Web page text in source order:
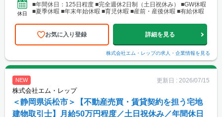
休日
■年間休日：125日程度 ■完全週休2日制（土日祝休み） ■GW休暇
■夏季休暇 ■年末年始休暇 ■育児休暇 ■産前・産後休暇 ■有給休暇
お気に入り登録 詳細を見る
株式会社エム・レップの求人・企業情報を見る
NEW 更新日 : 2026/07/15
株式会社エム・レップ
＜静岡県浜松市＞【不動産売買・賃貸契約を担う宅地
建物取引士】月給50万円程度／土日祝休み／年間休日